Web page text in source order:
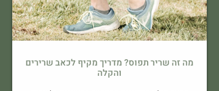
מה זה שריר תפוס? מדריך מקיף לכאב שרירים
והקלה